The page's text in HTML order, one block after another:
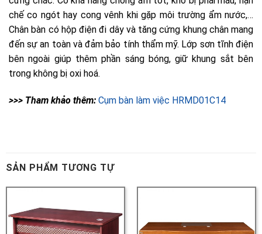
>>> Tham khảo thêm:
SẢN PHẨM TƯƠNG TỰ